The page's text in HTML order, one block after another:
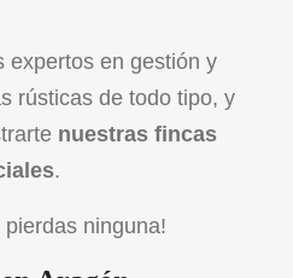
expertos en gestión y
rústicas de todo tipo, y
nuestras fincas
.
pierdas ninguna!